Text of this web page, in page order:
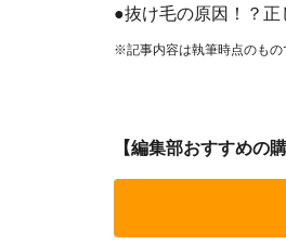
●抜け毛の原因！？
※記事内容は執筆時点のもの
【編集部おすすめの